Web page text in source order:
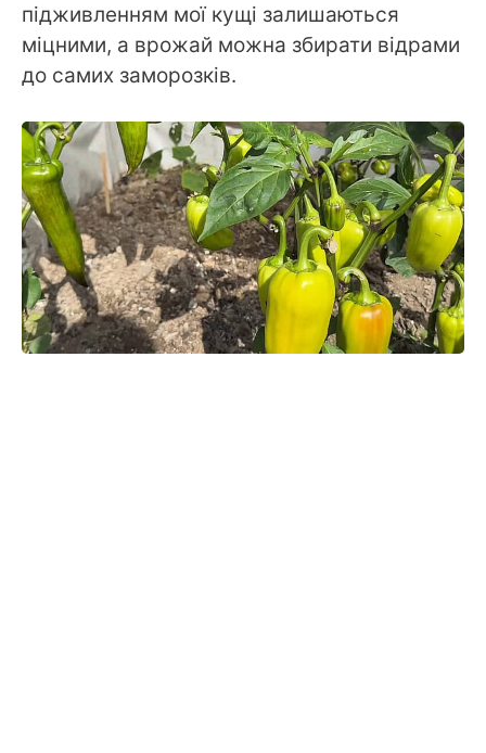
підживленням мої кущі залишаються
міцними, а врожай можна збирати відрами
до самих заморозків.